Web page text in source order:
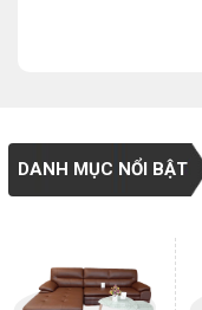
DANH MỤC NỔI BẬT